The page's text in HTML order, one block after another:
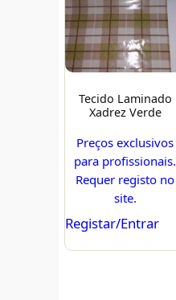
Tecido Laminado
Xadrez Verde
Preços exclusivos
para profissionais.
Requer registo no
site.
Registar/Entrar